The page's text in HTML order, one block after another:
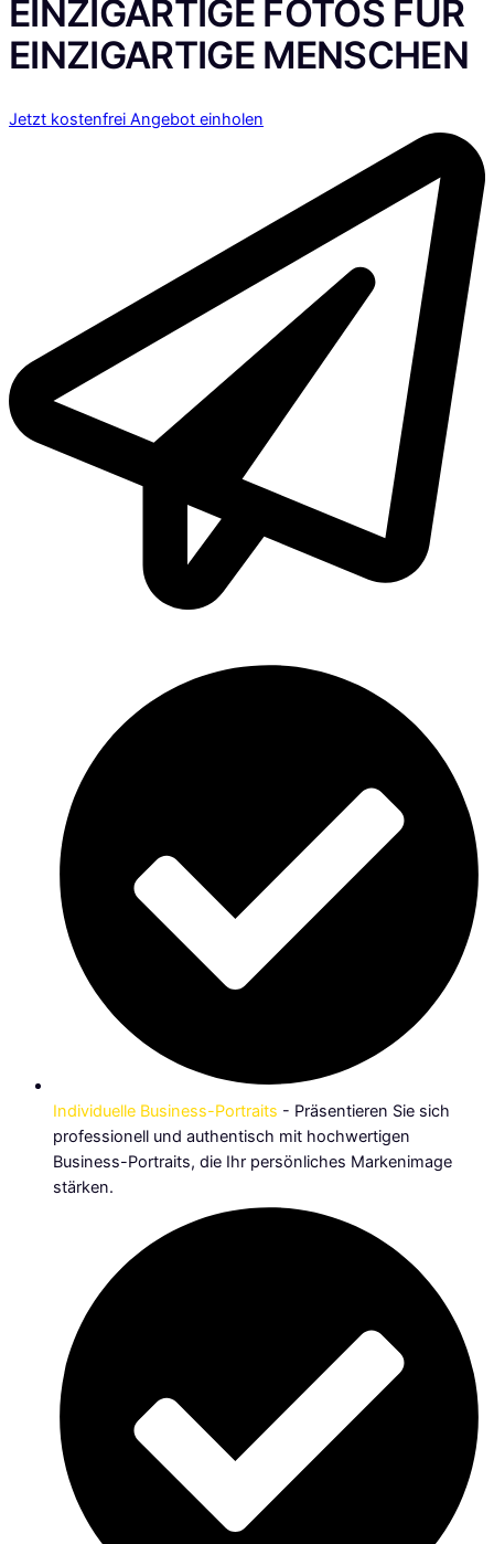
EINZIGARTIGEFOTOS FÜR
EINZIGARTIGE MENSCHEN
Jetzt kostenfrei Angebot einholen
Individuelle Business-Portraits - Präsentieren Sie sich
professionell und authentisch mit hochwertigen
Business-Portraits, die Ihr persönliches Markenimage
stärken.